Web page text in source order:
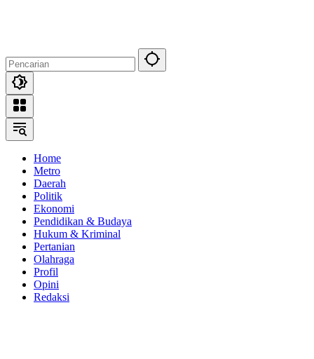
Home
Metro
Daerah
Politik
Ekonomi
Pendidikan & Budaya
Hukum & Kriminal
Pertanian
Olahraga
Profil
Opini
Redaksi